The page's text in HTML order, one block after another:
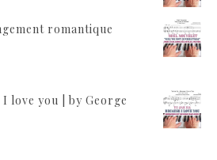
romantique
I love you | by George